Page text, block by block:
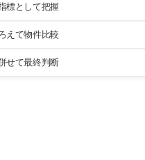
標として把握
えて物件比較
せて最終判断